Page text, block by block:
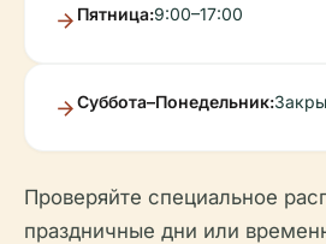
Пятница:9:00–17:00
Суббота–Понедельник:
Проверяйте специальное
праздничные дни или